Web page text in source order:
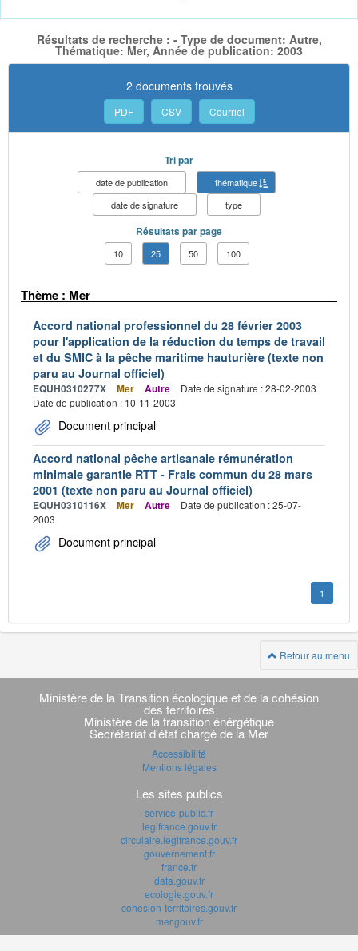
Résultats de recherche : - Type de document: Autre,
Thématique: Mer, Année de publication: 2003
2 documents trouvés
PDF CSV Courriel
Tri par
date de publication
thématique
date de signature
type
Résultats par page
10 25 50 100
Thème : Mer
Accord national professionnel du 28 février 2003
pour l'application de la réduction du temps de travail
et du SMIC à la pêche maritime hauturière (texte non
paru au Journal officiel)
EQUH0310277X Mer Autre
Date de signature : 28-02-2003
Date de publication : 10-11-2003
Document principal
Accord national pêche artisanale rémunération
minimale garantie RTT - Frais commun du 28 mars
2001 (texte non paru au Journal officiel)
EQUH0310116X Mer Autre
Date de publication : 25-07-
2003
Document principal
1
Retour au menu
Navigation
transverse
Ministère de la Transition écologique et de la cohésion
des territoires
Ministère de la transition énérgétique
Secrétariat d'état chargé de la Mer
Accessibilité
Mentions légales
Les sites publics
service-public.fr
legifrance.gouv.fr
circulaire.legifrance.gouv.fr
gouvernement.fr
france.fr
data.gouv.fr
ecologie.gouv.fr
cohesion-territoires.gouv.fr
mer.gouv.fr